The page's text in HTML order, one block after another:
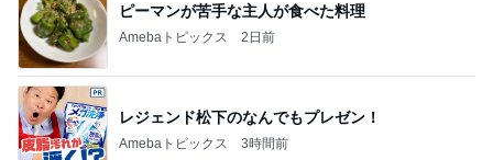
ピーマンが苦手な主人が食べた料理
Amebaトピックス 2日前
レジェンド松下のなんでもプレゼン！
Amebaトピックス 3時間前